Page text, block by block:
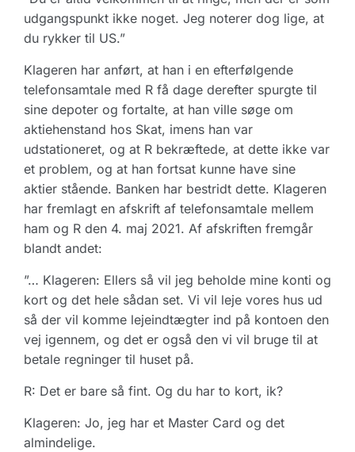
udgangspunkt ikke noget. Jeg noterer dog lige, at
du rykker til US.”
Klageren har anført, at han i en efterfølgende
telefonsamtale med R få dage derefter spurgte til
sine depoter og fortalte, at han ville søge om
aktiehenstand hos Skat, imens han var
udstationeret, og at R bekræftede, at dette ikke var
et problem, og at han fortsat kunne have sine
aktier stående. Banken har bestridt dette. Klageren
har fremlagt en afskrift af telefonsamtale mellem
ham og R den 4. maj 2021. Af afskriften fremgår
blandt andet:
”… Klageren: Ellers så vil jeg beholde mine konti og
kort og det hele sådan set. Vi vil leje vores hus ud
så der vil komme lejeindtægter ind på kontoen den
vej igennem, og det er også den vi vil bruge til at
betale regninger til huset på.
R: Det er bare så fint. Og du har to kort, ik?
Klageren: Jo, jeg har et Master Card og det
almindelige.